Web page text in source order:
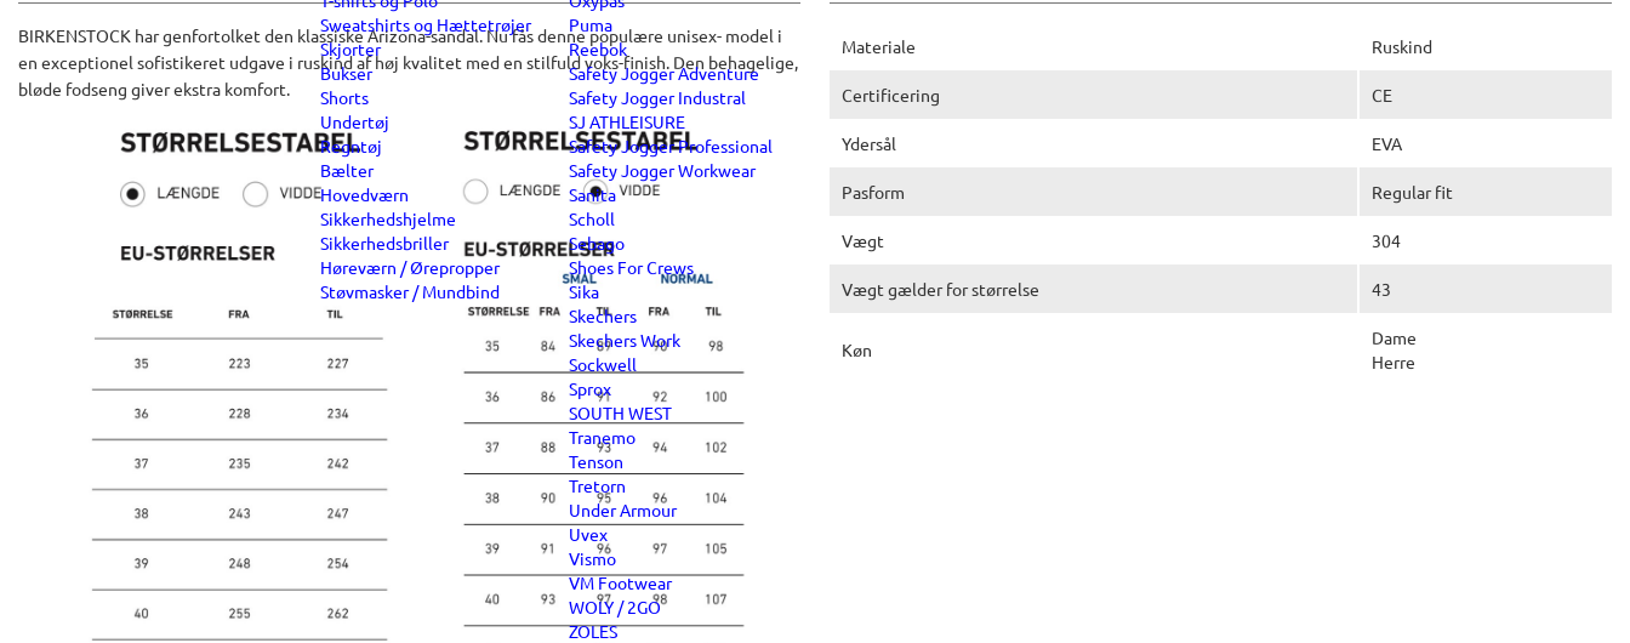
Sweatshirts og Hættetrøjer
Skjorter
Bukser
Shorts
Undertøj
Regntøj
Bælter
Hovedværn
Sikkerhedshjelme
Sikkerhedsbriller
Høreværn / Ørepropper
Støvmasker / Mundbind
Puma
Reebok
Safety Jogger Adventure
Safety Jogger Industral
SJ ATHLEISURE
Safety Jogger Professional
Safety Jogger Workwear
Sanita
Scholl
Sebago
Shoes For Crews
Sika
Skechers
Skechers Work
Sockwell
Sprox
SOUTH WEST
Tranemo
Tenson
Tretorn
Under Armour
Uvex
Vismo
VM Footwear
WOLY / 2GO
ZOLES
BIRKENSTOCK har genfortolket den klassiske Arizona-sandal. Nu fås denne populære unisex- model i
en exceptionel sofistikeret udgave i ruskind af høj kvalitet med en stilfuld voks-finish. Den behagelige,
bløde fodseng giver ekstra komfort.
Materiale Ruskind
Certificering CE
Ydersål EVA
Pasform Regular fit
Vægt 304
Vægt gælder for størrelse 43
Køn
Dame
Herre